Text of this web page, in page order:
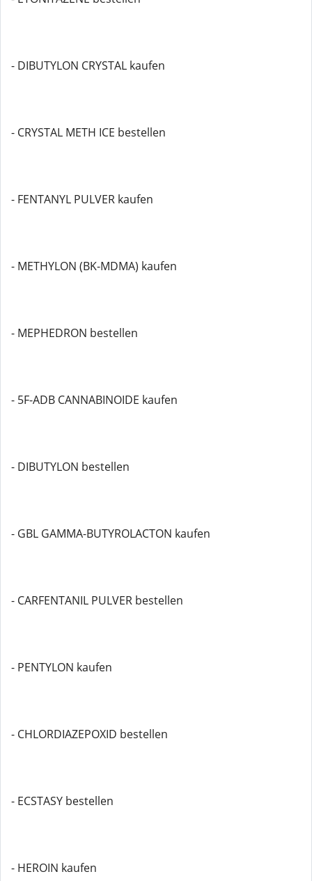
- DIBUTYLON CRYSTAL kaufen
- CRYSTAL METH ICE bestellen
- FENTANYL PULVER kaufen
- METHYLON (BK-MDMA) kaufen
- MEPHEDRON bestellen
- 5F-ADB CANNABINOIDE kaufen
- DIBUTYLON bestellen
- GBL GAMMA-BUTYROLACTON kaufen
- CARFENTANIL PULVER bestellen
- PENTYLON kaufen
- CHLORDIAZEPOXID bestellen
- ECSTASY bestellen
- HEROIN kaufen